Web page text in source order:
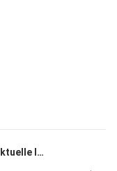
Neuer Finanzchef für VARTA, aktuelle Inflationsdaten und BioNtech investiert fleißig in die Krebsforschung